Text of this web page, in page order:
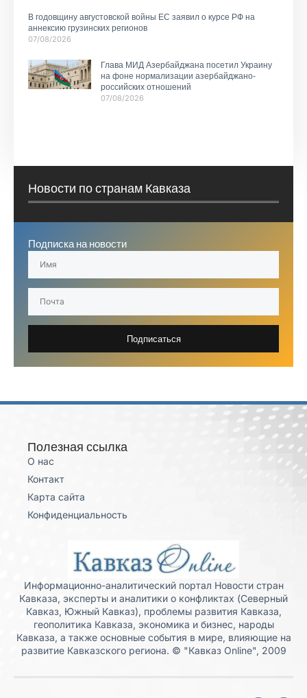
В годовщину августовской войны ЕС заявил о курсе РФ на
аннексию грузинских регионов
07/08/2026
Глава МИД Азербайджана посетил Украину
на фоне нормализации азербайджано-
российских отношений
07/08/2026
Новости по странам Кавказа
Подписка на новости
Подписаться
Полезная ссылка
О нас
Контакт
Карта сайта
Конфиденциальность
Информационно-аналитический портал Новости стран
Кавказа, эксперты и аналитики о конфликтах (Северный
Кавказ, Южный Кавказ), проблемы развития Кавказа,
геополитика Кавказа, экономика и бизнес, народы
Кавказа, а также основные события в мире, влияющие на
развитие Кавказского региона. © "Кавказ Online", 2009